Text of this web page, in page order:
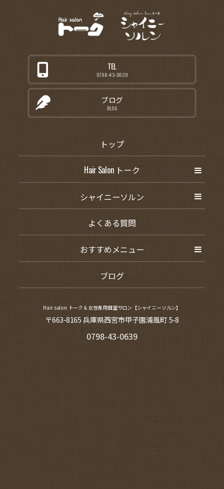
TEL
0798-43-0639
ブログ
BLOG
トップ
Hair Salon トーク
シャイニーソルン
よくある質問
おすすめメニュー
ブログ
Hair salon トーク＆女性専用個室サロン【シャイニーソルン】
〒663-8165 兵庫県西宮市甲子園浦風町 5-8
0798-43-0639